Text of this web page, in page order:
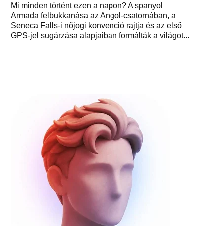
Mi minden történt ezen a napon? A spanyol
Armada felbukkanása az Angol-csatornában, a
Seneca Falls-i nőjogi konvenció rajtja és az első
GPS-jel sugárzása alapjaiban formálták a világot...